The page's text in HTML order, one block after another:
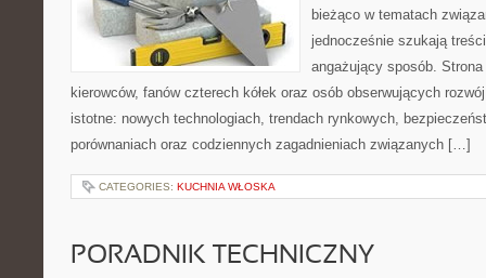
bieżąco w tematach
jednocześnie szukają
angażujący sposób.
kierowców, fanów czterech kółek oraz osób obserwujących
istotne: nowych technologiach, trendach rynkowych,
porównaniach oraz codziennych zagadnieniach związanych […]
CATEGORIES: KUCHNIA WŁOSKA
PORADNIK TECHNICZNY